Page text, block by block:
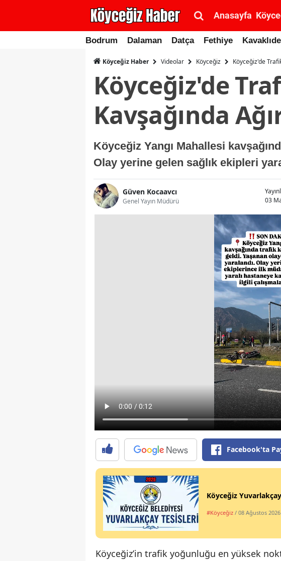
Anasayfa
Bodrum Dalaman Datça Fethiye
Köyceğiz Haber Videolar Köyceğiz Köyceğiz'de
Köyceğiz'de
Kavşağında
Köyceğiz Yangı Mahallesi
Olay yerine gelen sağlık ekipleri
Güven Kocaavcı
Genel Yayın Müdürü
03
Facebook'ta
Köyceğiz
#Köyceğiz / 08 Ağustos 2026
Köyceğiz’in trafik yoğunluğu en yüksek